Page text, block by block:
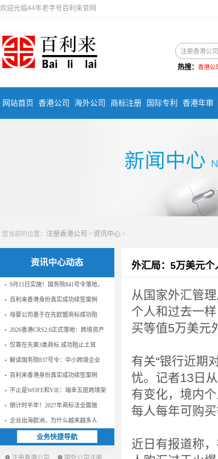
欢迎光临44年老字号百利来官网
热搜： 香港公
网站首页 香港公司 海外公司 商标注册 国际专利 香港年审
您当前的位置： 注册香港公司 > 资讯中心 >
资讯中心动态
9月15日实施！国务院841号令落地，
百利来香港身份真实成功续签案例
母婴公司基于在先欧盟商标成功阻
2026香港CRS2.0正式落地：跨境资产
仅靠在先第3类商标 成功阻止土耳
解读国务院837号令：中小跨境企业
百利来香港身份真实成功续签案例
不止是WOFE和VIE：瑞幸五层跨境架
倒计时半年！2027年商标法全面施
企业出海欧洲，为什么越来越多人
业务快捷导航
注册香港公司
国外公司注册
外汇局：5万美元
从国家外汇管
个人和过去一
买等值5万美元
有关“银行近期
忧。记者13日
有变化，境内
每人每年可购
近日有报道称